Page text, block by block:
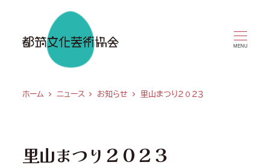
MENU
ホーム ニュース お知らせ 里山まつり２０２３
里山まつり２０２３